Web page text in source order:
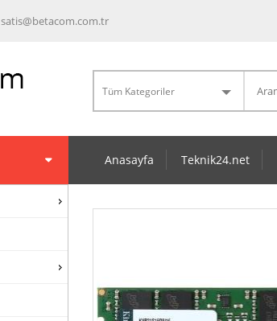
satis@betacom.com.tr
Anasayfa Teknik24.net